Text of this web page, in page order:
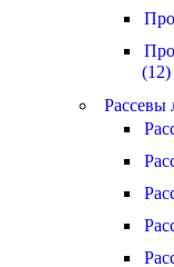
(12)
Рассевы